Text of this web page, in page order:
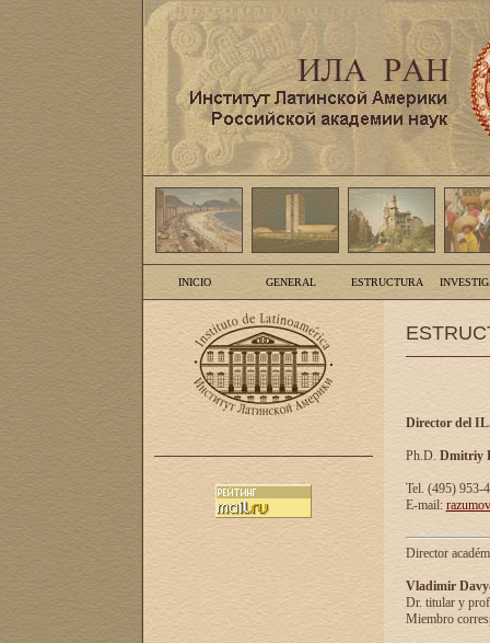
INICIO GENERAL ESTRUCTURA
Director del
Ph.D. Dmitriy
Tel. (495) 953-
E-mail:
Director
Vladimir
Dr. titular y
Miembro